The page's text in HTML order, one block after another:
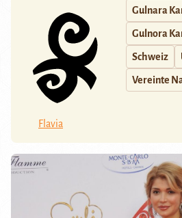
Flavia
Gulnara
Gulnora
Schweiz
Vereinte